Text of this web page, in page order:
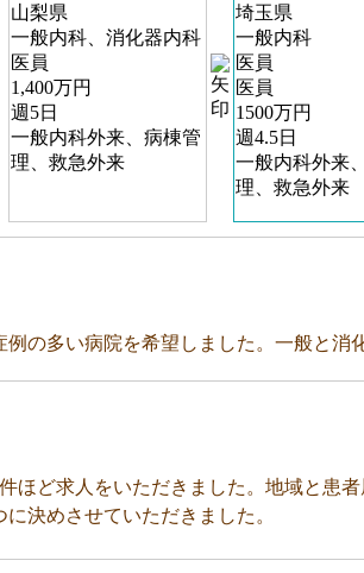
山梨県
一般内科、消化器内科
医員
1,400万円
週5日
一般内科外来、病棟管
理、救急外来
埼玉県
一般内科
医員
医員
1500万円
週4.5日
一般内科外来
理、救急外来
の多い病院を希望しました。一般と消
ほど求人をいただきました。地域と患
決めさせていただきました。